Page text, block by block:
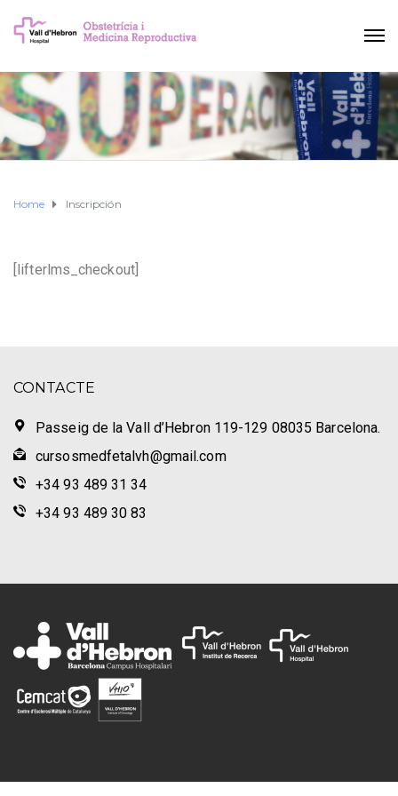
Home Inscripción
[lifterlms_checkout]
CONTACTE
Passeig de la Vall d’Hebron 119-129 08035 Barcelona.
cursosmedfetalvh@gmail.com
+34 93 489 31 34
+34 93 489 30 83